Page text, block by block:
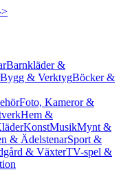
Barnkläder &
Bygg & VerktygBöcker &
Foto, Kameror &
Hem &
KonstMusikMynt &
& ÄdelstenarSport &
& VäxterTV-spel &